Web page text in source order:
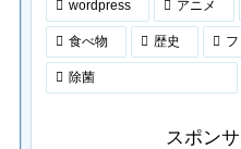
wordpress アニメ
食べ物 歴史
除菌
スポン